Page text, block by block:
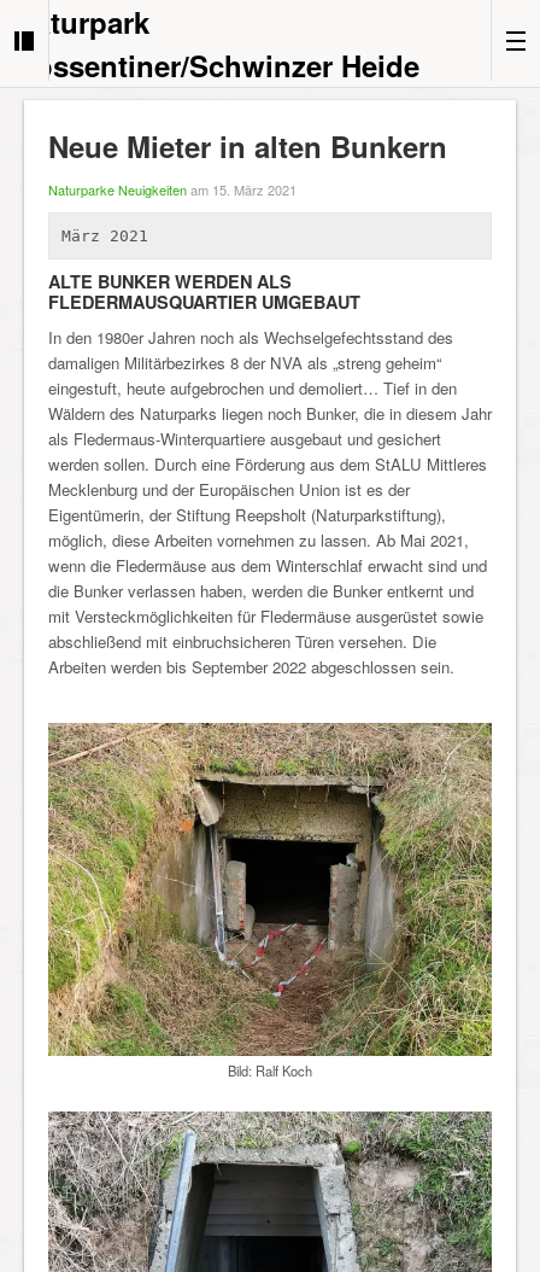
Naturpark
Nossentiner/Schwinzer Heide
Neue Mieter in alten Bunkern
Naturparke Neuigkeitenam 15. März 2021
März 2021
ALTE BUNKER WERDEN ALS
FLEDERMAUSQUARTIER UMGEBAUT
In den 1980er Jahren noch als Wechselgefechtsstand des
damaligen Militärbezirkes 8 der NVA als „streng geheim“
eingestuft, heute aufgebrochen und demoliert… Tief in den
Wäldern des Naturparks liegen noch Bunker, die in diesem Jahr
als Fledermaus-Winterquartiere ausgebaut und gesichert
werden sollen. Durch eine Förderung aus dem StALU Mittleres
Mecklenburg und der Europäischen Union ist es der
Eigentümerin, der Stiftung Reepsholt (Naturparkstiftung),
möglich, diese Arbeiten vornehmen zu lassen. Ab Mai 2021,
wenn die Fledermäuse aus dem Winterschlaf erwacht sind und
die Bunker verlassen haben, werden die Bunker entkernt und
mit Versteckmöglichkeiten für Fledermäuse ausgerüstet sowie
abschließend mit einbruchsicheren Türen versehen. Die
Arbeiten werden bis September 2022 abgeschlossen sein.
Bild: Ralf Koch